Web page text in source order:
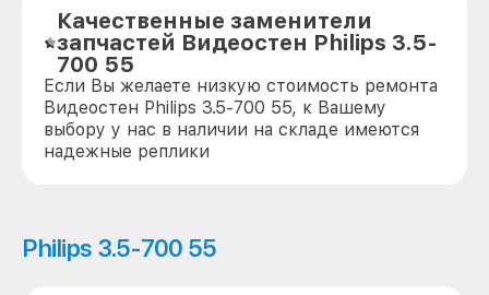
Качественные заменители
запчастей Видеостен Philips 3.5-
700 55
Если Вы желаете низкую стоимость ремонта
Видеостен Philips 3.5-700 55, к Вашему
выбору у нас в наличии на складе имеются
надежные реплики
Philips 3.5-700 55